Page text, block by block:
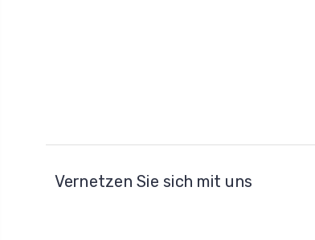
Vernetzen Sie sich mit uns